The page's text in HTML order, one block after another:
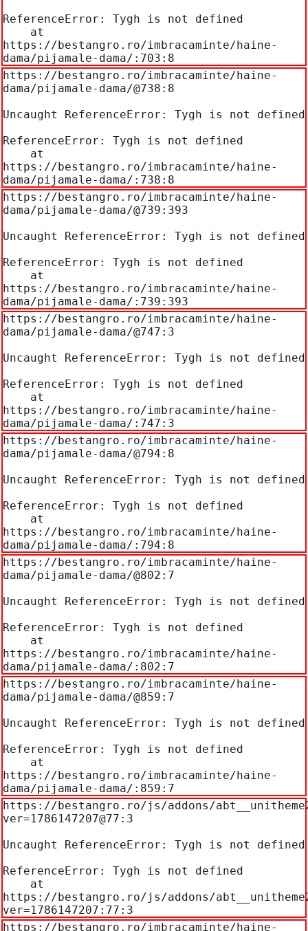
ReferenceError: Tygh is not defined
https://bestangro.ro/imbracaminte/haine-
dama/pijamale-dama/:703:8
https://bestangro.ro/imbracaminte/haine-
dama/pijamale-dama/@738:8
Uncaught ReferenceError: Tygh is not defined
ReferenceError: Tygh is not defined
https://bestangro.ro/imbracaminte/haine-
dama/pijamale-dama/:738:8
https://bestangro.ro/imbracaminte/haine-
dama/pijamale-dama/@739:393
Uncaught ReferenceError: Tygh is not defined
ReferenceError: Tygh is not defined
https://bestangro.ro/imbracaminte/haine-
dama/pijamale-dama/:739:393
https://bestangro.ro/imbracaminte/haine-
dama/pijamale-dama/@747:3
Uncaught ReferenceError: Tygh is not defined
ReferenceError: Tygh is not defined
https://bestangro.ro/imbracaminte/haine-
dama/pijamale-dama/:747:3
https://bestangro.ro/imbracaminte/haine-
dama/pijamale-dama/@794:8
Uncaught ReferenceError: Tygh is not defined
ReferenceError: Tygh is not defined
https://bestangro.ro/imbracaminte/haine-
dama/pijamale-dama/:794:8
https://bestangro.ro/imbracaminte/haine-
dama/pijamale-dama/@802:7
Uncaught ReferenceError: Tygh is not defined
ReferenceError: Tygh is not defined
https://bestangro.ro/imbracaminte/haine-
dama/pijamale-dama/:802:7
https://bestangro.ro/imbracaminte/haine-
dama/pijamale-dama/@859:7
Uncaught ReferenceError: Tygh is not defined
ReferenceError: Tygh is not defined
https://bestangro.ro/imbracaminte/haine-
dama/pijamale-dama/:859:7
https://bestangro.ro/js/addons/
ver=1786147207@77:3
Uncaught ReferenceError: Tygh is not defined
ReferenceError: Tygh is not defined
https://bestangro.ro/js/addons/
ver=1786147207:77:3
https://bestangro.ro/imbracaminte/haine-